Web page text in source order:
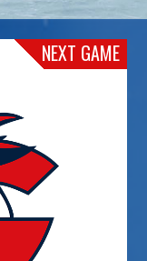
NEXT GAME